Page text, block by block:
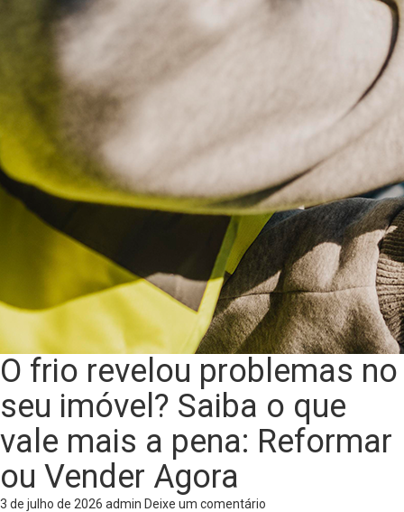
O frio revelou problemas no
seu imóvel? Saiba o que
vale mais a pena: Reformar
ou Vender Agora
3 de julho de 2026 admin Deixe um comentário